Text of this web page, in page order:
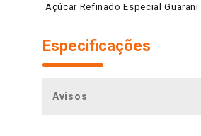
Açúcar Refinado Especial Guarani
Especificações
Avisos